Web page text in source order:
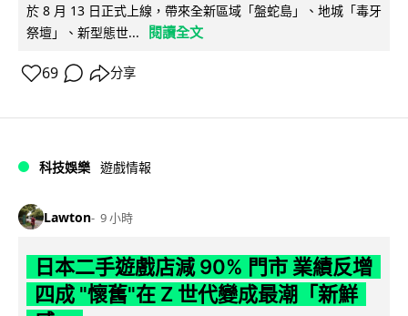
於 8 月 13 日正式上線，帶來全新區域「盤蛇島」、地城「毒牙
祭壇」、新型態世...
閱讀全文
69 分享
科技娛樂 遊戲情報
Lawton 9 小時
日本二手遊戲店減 90% 門市 業績反增
四成 "懷舊"在 Z 世代變成最潮「新鮮